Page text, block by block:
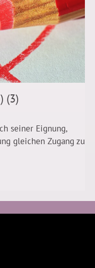
(3)
seiner Eignung,
gleichen Zugang zu